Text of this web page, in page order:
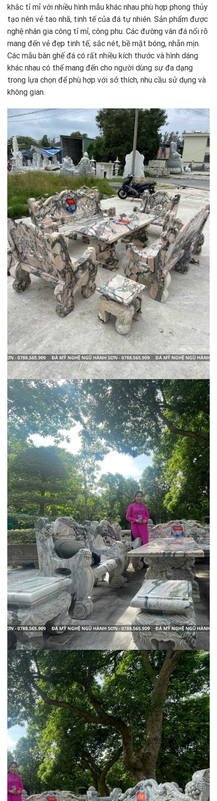
khắc tỉ mỉ với nhiều hình mẫu khác nhau phù hợp phong thủy
tạo nên vẻ tao nhã, tinh tế của đá tự nhiên. Sản phẩm được
nghệ nhân gia công tỉ mỉ, công phu. Các đường vân đá nổi rõ
mang đến vẻ đẹp tinh tế, sắc nét, bề mặt bóng, nhẵn mịn.
Các mẫu bàn ghế đá có rất nhiều kích thước và hình dáng
khác nhau có thể mang đến cho người dùng sự đa dạng
trong lựa chọn để phù hợp với sở thích, nhu cầu sử dụng và
không gian.